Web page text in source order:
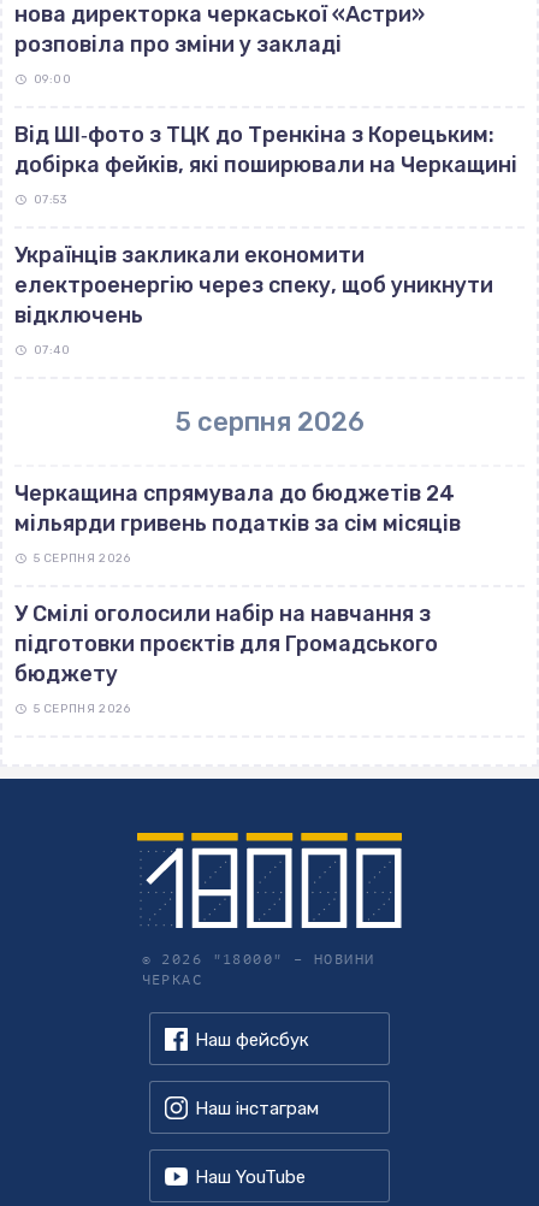
нова директорка черкаської «Астри»
розповіла про зміни у закладі
09:00
Від ШІ‐фото з ТЦК до Тренкіна з Корецьким:
добірка фейків, які поширювали на Черкащині
07:53
Українців закликали економити
електроенергію через спеку, щоб уникнути
відключень
07:40
5 серпня 2026
Черкащина спрямувала до бюджетів 24
мільярди гривень податків за сім місяців
5 СЕРПНЯ 2026
У Смілі оголосили набір на навчання з
підготовки проєктів для Громадського
бюджету
5 СЕРПНЯ 2026
© 2026 "18000" – НОВИНИ
ЧЕРКАС
Наш фейсбук
Наш інстаграм
Наш YouTube